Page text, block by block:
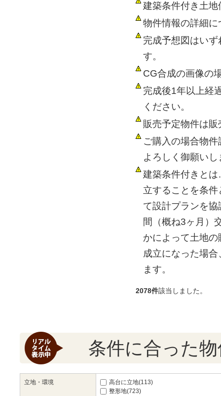
建築条件付き土
物件情報の詳細
完成予想図はい
す。
CG合成の画像の
完成後1年以上経
ください。
販売予定物件は
ご購入の場合物
よろしく御願いし
建築条件付きと
立することを条
て設計プランを
間（概ね3ヶ月）
かによって土地
成立になった場
ます。
2078件該当しました。
条件に合った
立地・環境
高台に立地(113)
整形地(723)